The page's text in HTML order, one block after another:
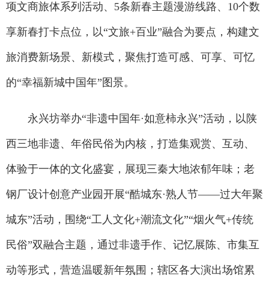
项文商旅体系列活动、5条新春主题漫游线路、10个数
享新春打卡点位，以“文旅+百业”融合为要点，构建文
旅消费新场景、新模式，聚焦打造可感、可享、可忆
的“幸福新城中国年”图景。
永兴坊举办“非遗中国年·如意柿永兴”活动，以陕
西三地非遗、年俗民俗为内核，打造集观赏、互动、
体验于一体的文化盛宴，展现三秦大地浓郁年味；老
钢厂设计创意产业园开展“酷城东·熟人节——过大年聚
城东”活动，围绕“工人文化+潮流文化”“烟火气+传统
民俗”双融合主题，通过非遗手作、记忆展陈、市集互
动等形式，营造温暖新年氛围；辖区各大演出场馆累